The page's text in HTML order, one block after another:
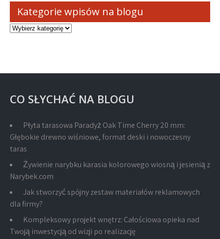
Kategorie wpisów na blogu
Kategorie
CO SŁYCHAĆ NA BLOGU
Płyta tarasowa Paradyż Oak Time Cherry 20 mm:
Głębokie drewno wiśniowe, format deski i nowoczesny
taras
Żywienie narybku karasia kolorowego wiosną i jesienią z
Narybek.com
Jak stworzyć spójny zestaw materiałów reklamowych
dla firmy?
Kompleksowy projekt wnętrz: Całościowa opieka nad
Twoją inwestycją od wizji po realizację